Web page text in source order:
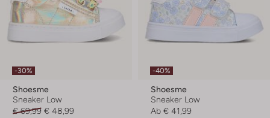
-30%
Shoesme
Sneaker Low
€ 69,99 € 48,99
-40%
Shoesme
Sneaker Low
Ab € 41,99